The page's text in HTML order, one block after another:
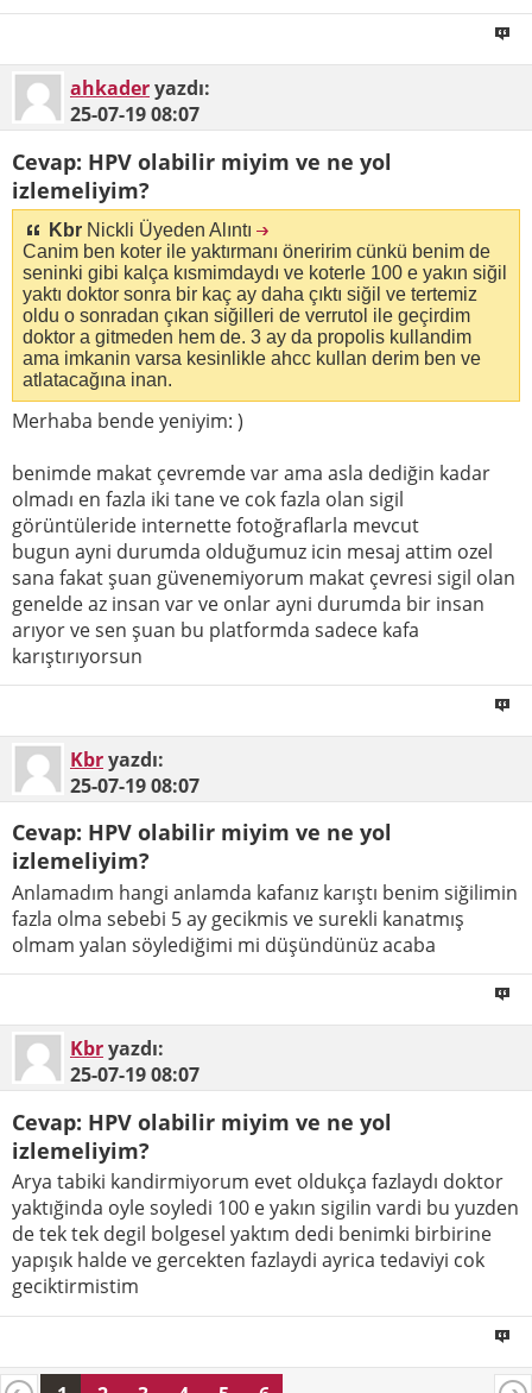
ahkaderyazdı:
25-07-1908:07
Cevap: HPV olabilir miyim ve ne yol
izlemeliyim?
Kbr Nickli Üyeden Alıntı
Canim ben koter ile yaktırmanı öneririm cünkü benim de
seninki gibi kalça kısmimdaydı ve koterle 100 e yakın siğil
yaktı doktor sonra bir kaç ay daha çıktı siğil ve tertemiz
oldu o sonradan çıkan siğilleri de verrutol ile geçirdim
doktor a gitmeden hem de. 3 ay da propolis kullandim
ama imkanin varsa kesinlikle ahcc kullan derim ben ve
atlatacağına inan.
Merhaba bende yeniyim: )
benimde makat çevremde var ama asla dediğin kadar
olmadı en fazla iki tane ve cok fazla olan sigil
görüntüleride internette fotoğraflarla mevcut
bugun ayni durumda olduğumuz icin mesaj attim ozel
sana fakat şuan güvenemiyorum makat çevresi sigil olan
genelde az insan var ve onlar ayni durumda bir insan
arıyor ve sen şuan bu platformda sadece kafa
karıştırıyorsun
Kbryazdı:
25-07-1908:07
Cevap: HPV olabilir miyim ve ne yol
izlemeliyim?
Anlamadım hangi anlamda kafanız karıştı benim siğilimin
fazla olma sebebi 5 ay gecikmis ve surekli kanatmış
olmam yalan söylediğimi mi düşündünüz acaba
Kbryazdı:
25-07-1908:07
Cevap: HPV olabilir miyim ve ne yol
izlemeliyim?
Arya tabiki kandirmiyorum evet oldukça fazlaydı doktor
yaktığinda oyle soyledi 100 e yakın sigilin vardi bu yuzden
de tek tek degil bolgesel yaktım dedi benimki birbirine
yapışık halde ve gercekten fazlaydi ayrica tedaviyi cok
geciktirmistim